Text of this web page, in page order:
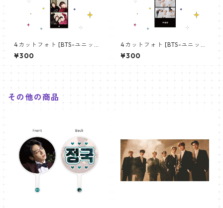
4カットフォト [BTS-ユニット
01] 4CUT PHOTO BTS- UNI
T 01
¥300
4カットフォト [BTS-ユニット
03] 4CUT PHOTO BTS- UNI
T 03
¥300
その他の商品